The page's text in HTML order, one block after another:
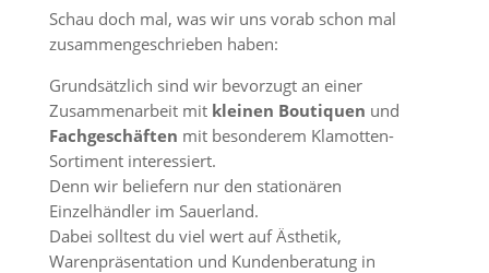
Schau doch mal, was wir uns vorab schon mal
zusammengeschrieben haben:
Grundsätzlich sind wir bevorzugt an einer
Zusammenarbeit mit kleinen Boutiquen und
Fachgeschäften mit besonderem Klamotten-
Sortiment interessiert.
Denn wir beliefern nur den stationären
Einzelhändler im Sauerland.
Dabei solltest du viel wert auf Ästhetik,
Warenpräsentation und Kundenberatung in